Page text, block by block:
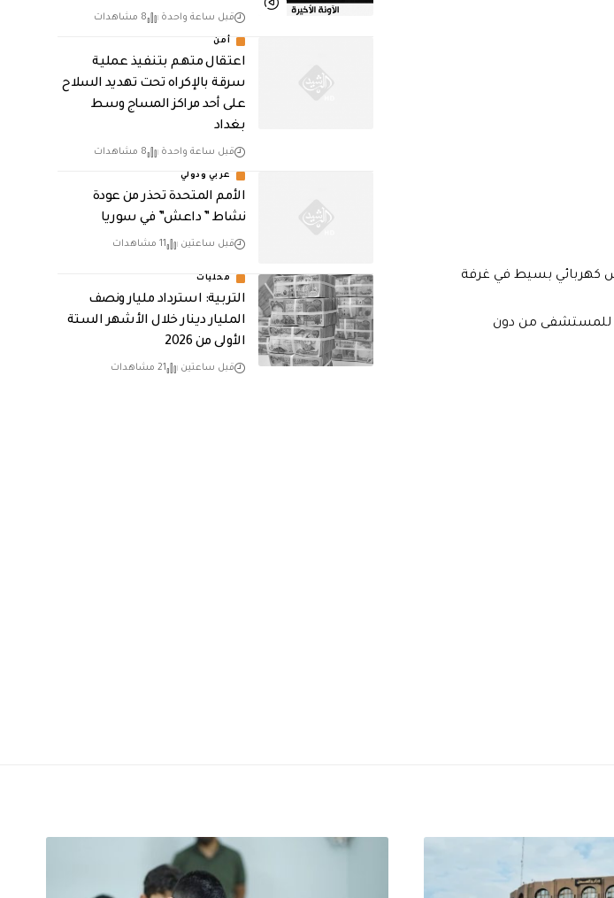
كهربائي بسيط في غرفة
للمستشفى من دون
قبل ساعة واحدة 8 مشاهدات
أمن
اعتقال متهم بتنفيذ عملية
سرقة بالإكراه تحت تهديد السلاح
على أحد مراكز المساج وسط
بغداد
قبل ساعة واحدة 8 مشاهدات
عربي ودولي
الأمم المتحدة تحذر من عودة
نشاط ” داعش” في سوريا
قبل ساعتين 11 مشاهدات
محليات
التربية: استرداد مليار ونصف
المليار دينار خلال الأشهر الستة
الأولى من 2026
قبل ساعتين 21 مشاهدات